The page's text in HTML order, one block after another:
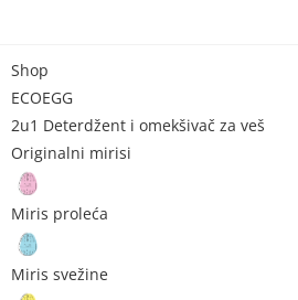
Shop
ECOEGG
2u1 Deterdžent i omekšivač za veš
Originalni mirisi
Miris proleća
Miris svežine